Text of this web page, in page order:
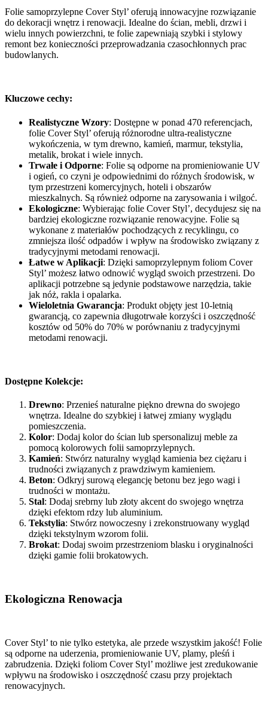
Folie samoprzylepne Cover Styl’ oferują innowacyjne rozwiązanie
do dekoracji wnętrz i renowacji. Idealne do ścian, mebli, drzwi i
wielu innych powierzchni, te folie zapewniają szybki i stylowy
remont bez konieczności przeprowadzania czasochłonnych prac
budowlanych.
Kluczowe cechy:
Realistyczne Wzory: Dostępne w ponad 470 referencjach,
folie Cover Styl’ oferują różnorodne ultra-realistyczne
wykończenia, w tym drewno, kamień, marmur, tekstylia,
metalik, brokat i wiele innych.
Trwałe i Odporne: Folie są odporne na promieniowanie UV
i ogień, co czyni je odpowiednimi do różnych środowisk, w
tym przestrzeni komercyjnych, hoteli i obszarów
mieszkalnych. Są również odporne na zarysowania i wilgoć.
Ekologiczne: Wybierając folie Cover Styl’, decydujesz się na
bardziej ekologiczne rozwiązanie renowacyjne. Folie są
wykonane z materiałów pochodzących z recyklingu, co
zmniejsza ilość odpadów i wpływ na środowisko związany z
tradycyjnymi metodami renowacji.
Łatwe w Aplikacji: Dzięki samoprzylepnym foliom Cover
Styl’ możesz łatwo odnowić wygląd swoich przestrzeni. Do
aplikacji potrzebne są jedynie podstawowe narzędzia, takie
jak nóż, rakla i opalarka.
Wieloletnia Gwarancja: Produkt objęty jest 10-letnią
gwarancją, co zapewnia długotrwałe korzyści i oszczędność
kosztów od 50% do 70% w porównaniu z tradycyjnymi
metodami renowacji.
Dostępne Kolekcje:
Drewno: Przenieś naturalne piękno drewna do swojego
wnętrza. Idealne do szybkiej i łatwej zmiany wyglądu
pomieszczenia.
Kolor: Dodaj kolor do ścian lub spersonalizuj meble za
pomocą kolorowych folii samoprzylepnych.
Kamień: Stwórz naturalny wygląd kamienia bez ciężaru i
trudności związanych z prawdziwym kamieniem.
Beton: Odkryj surową elegancję betonu bez jego wagi i
trudności w montażu.
Stal: Dodaj srebrny lub złoty akcent do swojego wnętrza
dzięki efektom rdzy lub aluminium.
Tekstylia: Stwórz nowoczesny i zrekonstruowany wygląd
dzięki tekstylnym wzorom folii.
Brokat: Dodaj swoim przestrzeniom blasku i oryginalności
dzięki gamie folii brokatowych.
Ekologiczna Renowacja
Cover Styl’ to nie tylko estetyka, ale przede wszystkim jakość! Folie
są odporne na uderzenia, promieniowanie UV, plamy, pleśń i
zabrudzenia. Dzięki foliom Cover Styl’ możliwe jest zredukowanie
wpływu na środowisko i oszczędność czasu przy projektach
renowacyjnych.